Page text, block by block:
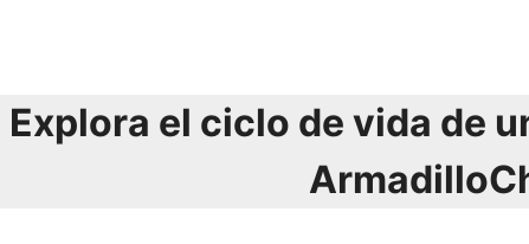
Explora el ciclo de vida de